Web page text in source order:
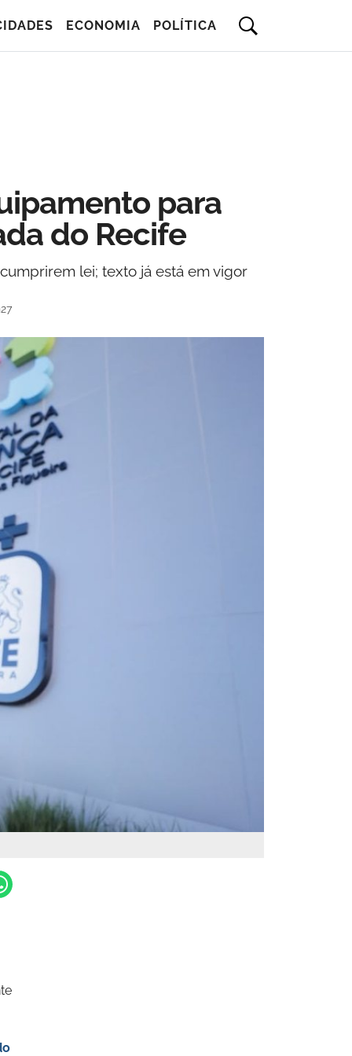
ECONOMIA POLÍTICA
para
do Recife
lei; texto já está em vigor